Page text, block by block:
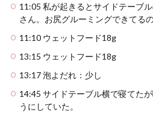
11:05 私が起きるとサイドテーブ
さん。お尻グルーミングできてる
11:10 ウェットフード18g
13:15 ウェットフード18g
13:17 泡よだれ：少し
14:45 サイドテーブル横で寝てた
うにしていた。